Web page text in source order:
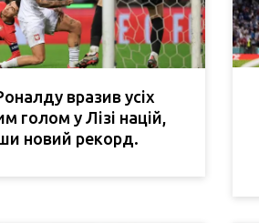
вразив усіх
голом у Лізі націй,
новий рекорд.